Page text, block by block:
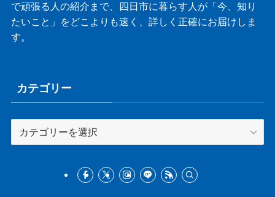
で頑張る人の紹介まで、四日市に暮らす人が「今、知り
たいこと」をどこよりも速く、詳しく正確にお届けしま
す。
カテゴリー
テ